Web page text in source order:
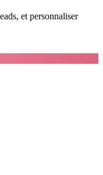
et personnaliser